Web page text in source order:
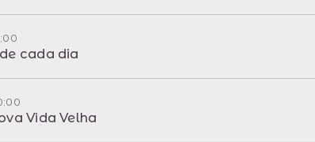
cada dia
Vida Velha